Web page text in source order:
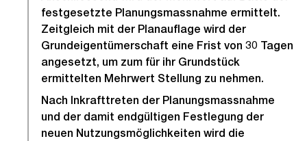
festgesetzte Planungsmassnahme ermittelt.
Zeitgleich mit der Planauflage wird der
Grundeigentümerschaft eine Frist von 30 Tagen
angesetzt, um zum für ihr Grundstück
ermittelten Mehrwert Stellung zu nehmen.
Nach Inkrafttreten der Planungsmassnahme
und der damit endgültigen Festlegung der
neuen Nutzungsmöglichkeiten wird die